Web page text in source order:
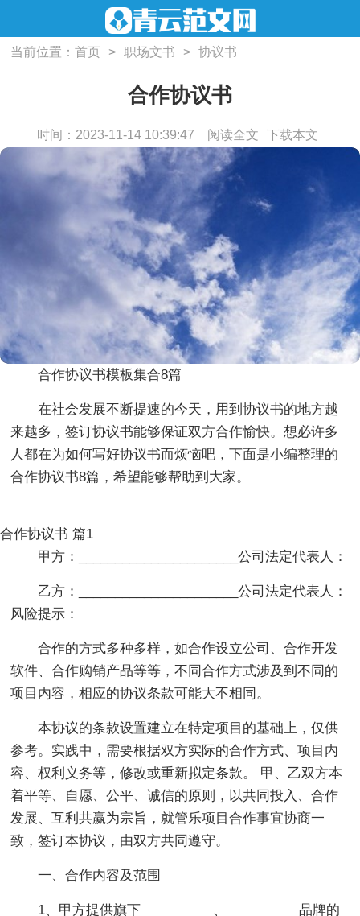
当前位置：首页 > 职场文书 > 协议书
合作协议书
时间：2023-11-14 10:39:47 阅读全文 下载本文
合作协议书模板集合8篇
在社会发展不断提速的今天，用到协议书的地方越
来越多，签订协议书能够保证双方合作愉快。想必许多
人都在为如何写好协议书而烦恼吧，下面是小编整理的
合作协议书8篇，希望能够帮助到大家。
合作协议书 篇1
甲方：______________________公司法定代表人：
乙方：______________________公司法定代表人：
风险提示：
合作的方式多种多样，如合作设立公司、合作开发
软件、合作购销产品等等，不同合作方式涉及到不同的
项目内容，相应的协议条款可能大不相同。
本协议的条款设置建立在特定项目的基础上，仅供
参考。实践中，需要根据双方实际的合作方式、项目内
容、权利义务等，修改或重新拟定条款。 甲、乙双方本
着平等、自愿、公平、诚信的原则，以共同投入、合作
发展、互利共赢为宗旨，就管乐项目合作事宜协商一
致，签订本协议，由双方共同遵守。
一、合作内容及范围
1、甲方提供旗下__________、__________品牌的